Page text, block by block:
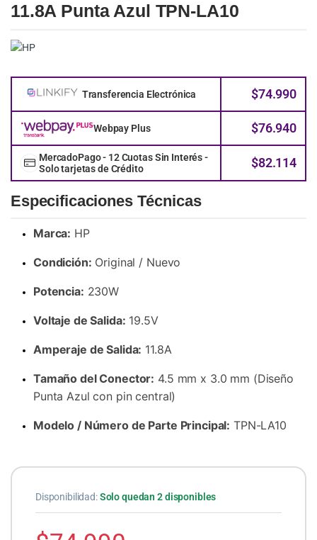
11.8A Punta Azul TPN-LA10
Transferencia Electrónica $74.990
Webpay Plus $76.940
MercadoPago - 12 Cuotas Sin Interés -
Solo tarjetas de Crédito
$82.114
Especificaciones Técnicas
Marca: HP
Condición: Original / Nuevo
Potencia: 230W
Voltaje de Salida: 19.5V
Amperaje de Salida: 11.8A
Tamaño del Conector: 4.5 mm x 3.0 mm (Diseño
Punta Azul con pin central)
Modelo / Número de Parte Principal: TPN-LA10
Disponibilidad:Solo quedan 2 disponibles